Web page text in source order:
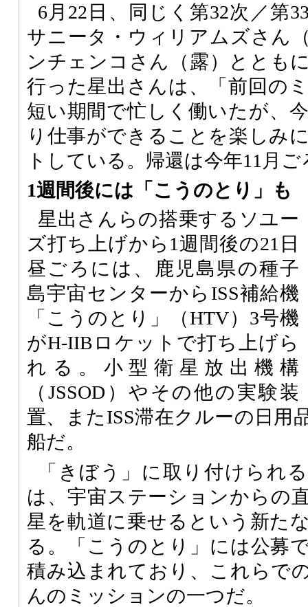
6月22日、同じく第32次／第
サニータ・ウィリアムズさん
ンチェンコさん（露）ととも
行った星出さんは、「前回の
短い期間で忙しく働いたが、
り仕事ができることを楽しみ
トしている。帰還は今年11月
1週間後には「こうのとり」も
星出さんらの搭乗するソユー
ズ打ち上げから1週間後の21日
昼ごろには、鹿児島県の種子
島宇宙センターからISS補給機
「こうのとり」（HTV）3号機
がH-IIBロケットで打ち上げら
れる。小型衛星放出機構
（JSSOD）やその他の実験装
置、またISS滞在クルーの日用
船だ。
「きぼう」に取り付けられ
は、宇宙ステーションからの
星を軌道に乗せるという新た
る。「こうのとり」には公募
積み込まれており、これらで
んのミッションの一つだ。